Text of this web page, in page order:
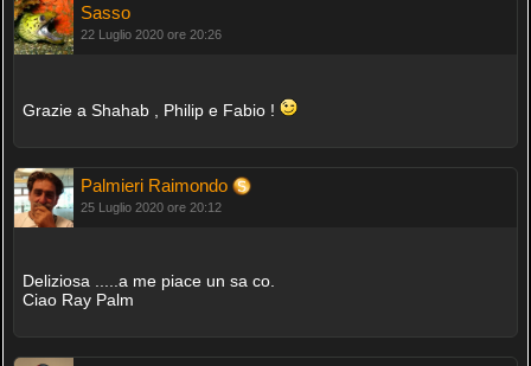
Sasso
22 Luglio 2020 ore 20:26
Grazie a Shahab , Philip e Fabio !
Palmieri Raimondo
25 Luglio 2020 ore 20:12
Deliziosa .....a me piace un sa co.
Ciao Ray Palm